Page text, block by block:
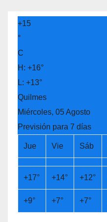
+15
°
C
H: +16°
L: +13°
Quilmes
Miércoles, 05 Agosto
Previsión para 7 días
Jue Vie Sáb
+17° +14° +12°
+9° +7° +7°